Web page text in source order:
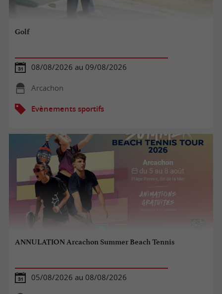
Golf
08/08/2026 au 09/08/2026
Arcachon
Evènements sportifs
ANNULATION Arcachon Summer Beach Tennis
05/08/2026 au 08/08/2026